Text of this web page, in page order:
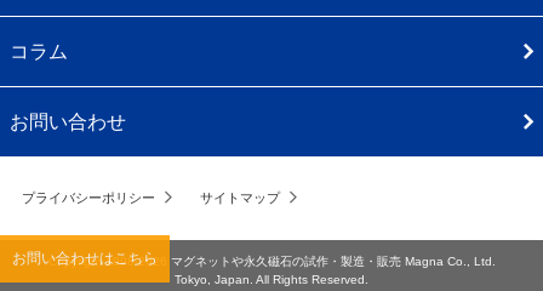
お問い合わせはこちら
コラム
お問い合わせ
プライバシーポリシー サイトマップ
Copyright 1998-2026 マグネットや永久磁石の試作・製造・販売 Magna Co., Ltd.
Tokyo, Japan. All Rights Reserved.